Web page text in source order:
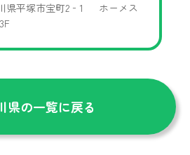
県平塚市宝町2‐1 ホーメス
県の一覧に戻る